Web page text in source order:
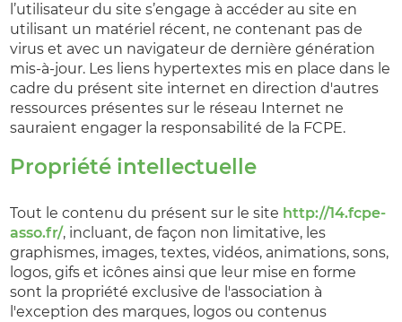
l’utilisateur du site s’engage à accéder au site en
utilisant un matériel récent, ne contenant pas de
virus et avec un navigateur de dernière génération
mis-à-jour. Les liens hypertextes mis en place dans le
cadre du présent site internet en direction d'autres
ressources présentes sur le réseau Internet ne
sauraient engager la responsabilité de la FCPE.
Propriété intellectuelle
Tout le contenu du présent sur le site http://14.fcpe-
asso.fr/, incluant, de façon non limitative, les
graphismes, images, textes, vidéos, animations, sons,
logos, gifs et icônes ainsi que leur mise en forme
sont la propriété exclusive de l'association à
l'exception des marques, logos ou contenus